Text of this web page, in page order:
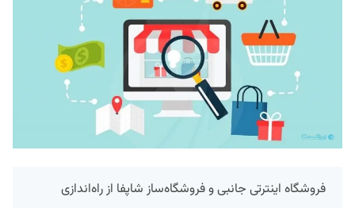
فروشگاه اینترتی جانبی و فروشگاه‌ساز شاپفا از راه‌اندازی